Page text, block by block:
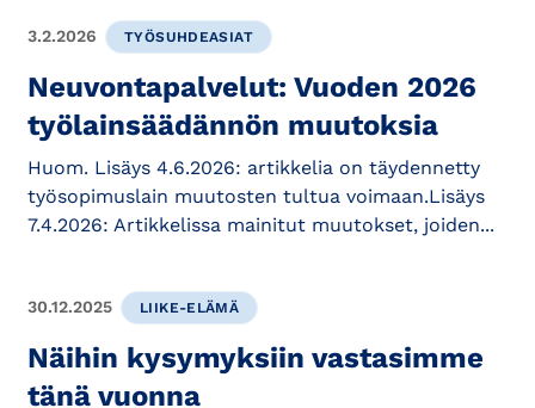
3.2.2026 TYÖSUHDEASIAT
Neuvontapalvelut: Vuoden 2026
työlainsäädännön muutoksia
Huom. Lisäys 4.6.2026: artikkelia on täydennetty
työsopimuslain muutosten tultua voimaan.Lisäys
7.4.2026: Artikkelissa mainitut muutokset, joiden...
30.12.2025 LIIKE-ELÄMÄ
Näihin kysymyksiin vastasimme
tänä vuonna